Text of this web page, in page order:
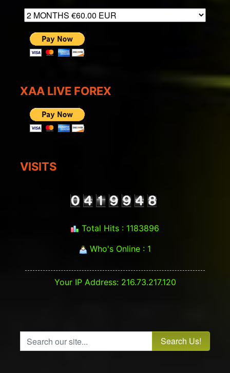
XAA LIVE FOREX
VISITS
Total Hits : 1183896
Who's Online : 1
Your IP Address: 216.73.217.120
Search our site...